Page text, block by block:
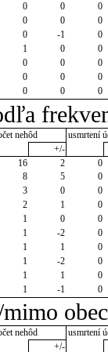
0 0
0
0 0
0
0 -1
0
1 0
0
0 0
0
0 0
0
0 0 0
nehôd
usmrtení
+/-
16 2
0
8 5
0
3 0
0
2 1
0
1 0
0
1 -2
0
1 1
0
1 -2
0
1 1
0
1 -1 0
obec
nehôd
usmrtení
+/-